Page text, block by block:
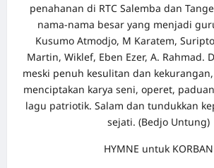
penahanan di RTC Salemba dan
nama-nama besar yang menjadi
Kusumo Atmodjo, M Karatem,
Martin, Wiklef, Eben Ezer, A. Rahmad.
meski penuh kesulitan dan
menciptakan karya seni, operet,
lagu patriotik. Salam dan tundukkan
sejati. (Bedjo Untung)
HYMNE untuk KORBAN